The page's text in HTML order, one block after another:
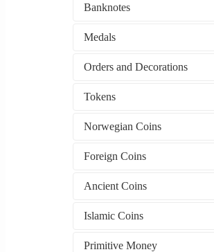
Banknotes
Medals
Orders and Decorations
Tokens
Norwegian Coins
Foreign Coins
Ancient Coins
Islamic Coins
Primitive Money